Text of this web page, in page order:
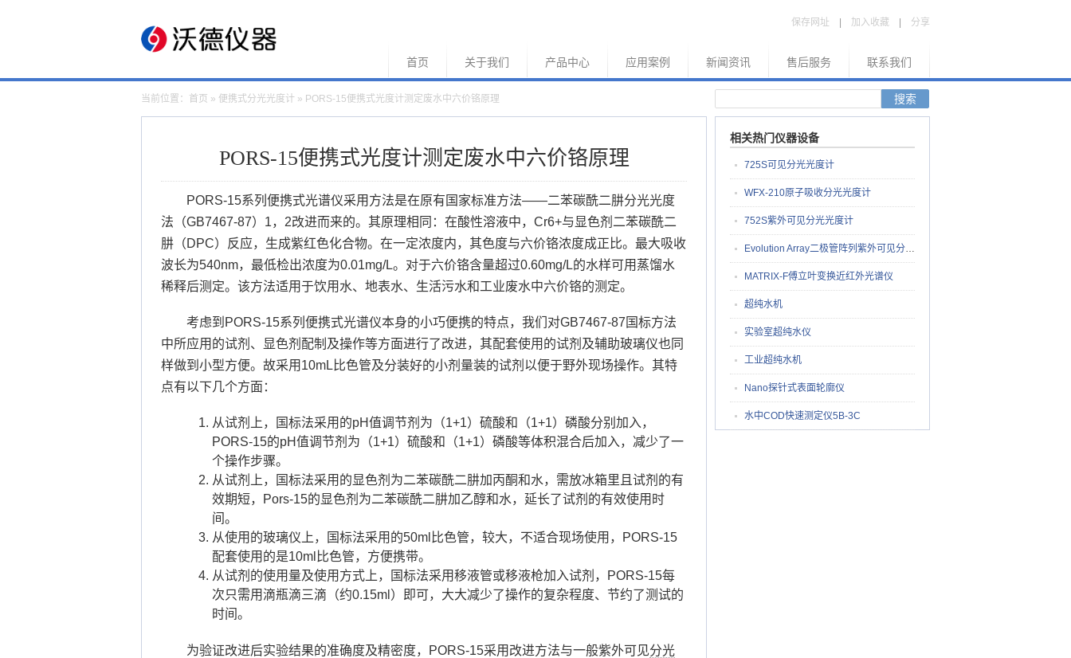
保存网址 加入收藏 分享
首页 关于我们 产品中心 应用案例 新闻资讯 售后服务 联系我们
当前位置： 首页 » 便携式分光光度计 » PORS-15便携式光度计测定废水中六价铬原理
PORS-15便携式光度计测定废水中六价铬原理
PORS-15系列便携式光谱仪采用方法是在原有国家标准方法——二苯碳酰二肼分光光度
法（GB7467-87）1，2改进而来的。其原理相同：在酸性溶液中，Cr6+与显色剂二苯碳酰二
肼（DPC）反应，生成紫红色化合物。在一定浓度内，其色度与六价铬浓度成正比。最大吸收
波长为540nm，最低检出浓度为0.01mg/L。对于六价铬含量超过0.60mg/L的水样可用蒸馏水
稀释后测定。该方法适用于饮用水、地表水、生活污水和工业废水中六价铬的测定。
考虑到PORS-15系列便携式光谱仪本身的小巧便携的特点，我们对GB7467-87国标方法
中所应用的试剂、显色剂配制及操作等方面进行了改进，其配套使用的试剂及辅助玻璃仪也同
样做到小型方便。故采用10mL比色管及分装好的小剂量装的试剂以便于野外现场操作。其特
点有以下几个方面：
从试剂上，国标法采用的pH值调节剂为（1+1）硫酸和（1+1）磷酸分别加入，
PORS-15的pH值调节剂为（1+1）硫酸和（1+1）磷酸等体积混合后加入，减少了一
个操作步骤。
从试剂上，国标法采用的显色剂为二苯碳酰二肼加丙酮和水，需放冰箱里且试剂的有
效期短，Pors-15的显色剂为二苯碳酰二肼加乙醇和水，延长了试剂的有效使用时
间。
从使用的玻璃仪上，国标法采用的50ml比色管，较大，不适合现场使用，PORS-15
配套使用的是10ml比色管，方便携带。
从试剂的使用量及使用方式上，国标法采用移液管或移液枪加入试剂，PORS-15每
次只需用滴瓶滴三滴（约0.15ml）即可，大大减少了操作的复杂程度、节约了测试的
时间。
为验证改进后实验结果的准确度及精密度，PORS-15采用改进方法与一般紫外可见分光
相关热门仪器设备
725S可见分光光度计
WFX-210原子吸收分光光度计
752S紫外可见分光光度计
Evolution Array二极管阵列紫外可见分光光度计
MATRIX-F傅立叶变换近红外光谱仪
超纯水机
实验室超纯水仪
工业超纯水机
Nano探针式表面轮廓仪
水中COD快速测定仪5B-3C